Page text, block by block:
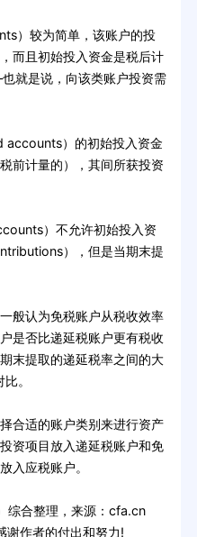
较为简单，该账户的投
而且初始投入资金是税后计
就是说，向该类账户投资需
）的初始投入资金
前计量的），其间所获投资
）不允许初始投入资
），但是当期末提
认为免税账户从税收效率
是否比递延税账户更有税收
末提取的递延税率之间的大
。
适的账户类别来进行资产
资项目放入递延税账户和免
入应税账户。
综合整理，来源：cfa.cn
谢作者的付出和努力!